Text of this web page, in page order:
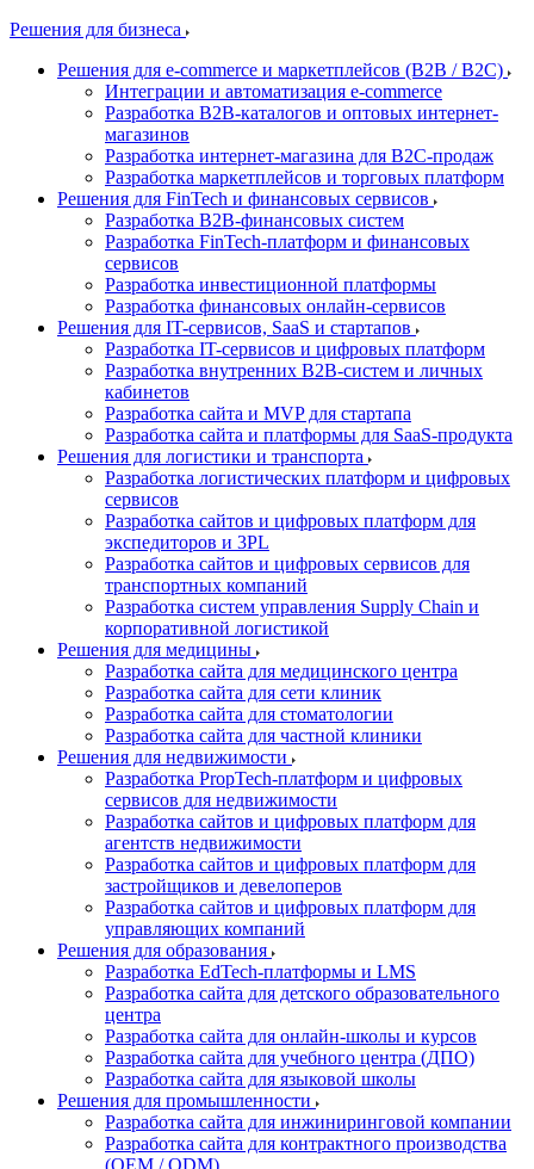
Решения для бизнеса
Решения для e-commerce и маркетплейсов (B2B / B2C)
Интеграции и автоматизация e-commerce
Разработка B2B-каталогов и оптовых интернет-
магазинов
Разработка интернет-магазина для B2C-продаж
Разработка маркетплейсов и торговых платформ
Решения для FinTech и финансовых сервисов
Разработка B2B-финансовых систем
Разработка FinTech-платформ и финансовых
сервисов
Разработка инвестиционной платформы
Разработка финансовых онлайн-сервисов
Решения для IT-сервисов, SaaS и стартапов
Разработка IT-сервисов и цифровых платформ
Разработка внутренних B2B-систем и личных
кабинетов
Разработка сайта и MVP для стартапа
Разработка сайта и платформы для SaaS-продукта
Решения для логистики и транспорта
Разработка логистических платформ и цифровых
сервисов
Разработка сайтов и цифровых платформ для
экспедиторов и 3PL
Разработка сайтов и цифровых сервисов для
транспортных компаний
Разработка систем управления Supply Chain и
корпоративной логистикой
Решения для медицины
Разработка сайта для медицинского центра
Разработка сайта для сети клиник
Разработка сайта для стоматологии
Разработка сайта для частной клиники
Решения для недвижимости
Разработка PropTech-платформ и цифровых
сервисов для недвижимости
Разработка сайтов и цифровых платформ для
агентств недвижимости
Разработка сайтов и цифровых платформ для
застройщиков и девелоперов
Разработка сайтов и цифровых платформ для
управляющих компаний
Решения для образования
Разработка EdTech-платформы и LMS
Разработка сайта для детского образовательного
центра
Разработка сайта для онлайн-школы и курсов
Разработка сайта для учебного центра (ДПО)
Разработка сайта для языковой школы
Решения для промышленности
Разработка сайта для инжиниринговой компании
Разработка сайта для контрактного производства
(OEM / ODM)